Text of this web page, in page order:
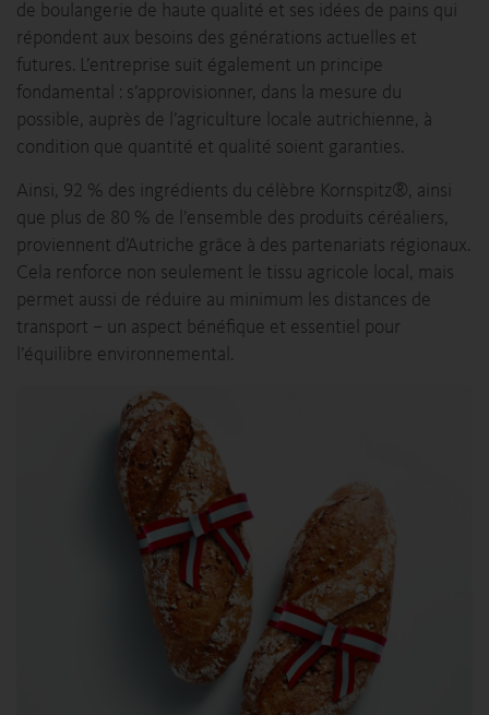
de boulangerie de haute qualité et ses idées de pains qui
répondent aux besoins des générations actuelles et
futures. L’entreprise suit également un principe
fondamental : s’approvisionner, dans la mesure du
possible, auprès de l’agriculture locale autrichienne, à
condition que quantité et qualité soient garanties.
Ainsi, 92 % des ingrédients du célèbre Kornspitz®, ainsi
que plus de 80 % de l’ensemble des produits céréaliers,
proviennent d’Autriche grâce à des partenariats régionaux.
Cela renforce non seulement le tissu agricole local, mais
permet aussi de réduire au minimum les distances de
transport – un aspect bénéfique et essentiel pour
l’équilibre environnemental.